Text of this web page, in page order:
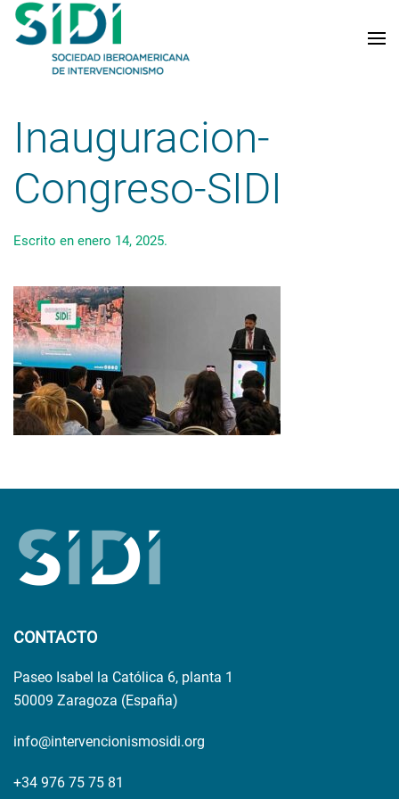
Skip to main content
Inauguracion-
Congreso-SIDI
Escrito en enero 14, 2025.
CONTACTO
Paseo Isabel la Católica 6, planta 1
50009 Zaragoza (España)
info@intervencionismosidi.org
+34 976 75 75 81